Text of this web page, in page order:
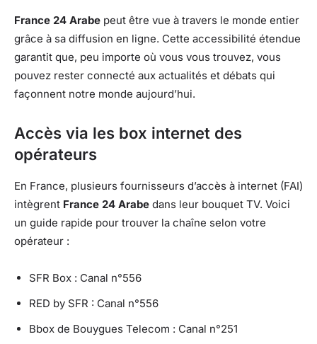
France 24 Arabe peut être vue à travers le monde entier
grâce à sa diffusion en ligne. Cette accessibilité étendue
garantit que, peu importe où vous vous trouvez, vous
pouvez rester connecté aux actualités et débats qui
façonnent notre monde aujourd’hui.
Accès via les box internet des
opérateurs
En France, plusieurs fournisseurs d’accès à internet (FAI)
intègrent France 24 Arabe dans leur bouquet TV. Voici
un guide rapide pour trouver la chaîne selon votre
opérateur :
SFR Box : Canal n°556
RED by SFR : Canal n°556
Bbox de Bouygues Telecom : Canal n°251